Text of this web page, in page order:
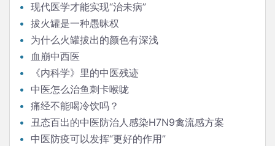
现代医学才能实现“治未病”
拔火罐是一种愚昧权
为什么火罐拔出的颜色有深浅
血崩中西医
《内科学》里的中医残迹
中医怎么治鱼刺卡喉咙
痛经不能喝冷饮吗？
丑态百出的中医防治人感染H7N9禽流感方案
中医防疫可以发挥“更好的作用”